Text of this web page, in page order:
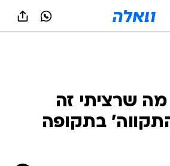
מה שרציתי זה
בתקופה